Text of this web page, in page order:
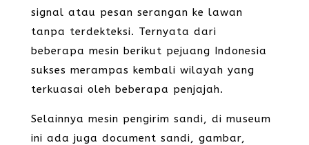
signal atau pesan serangan ke lawan
tanpa terdekteksi. Ternyata dari
beberapa mesin berikut pejuang Indonesia
sukses merampas kembali wilayah yang
terkuasai oleh beberapa penjajah.
Selainnya mesin pengirim sandi, di museum
ini ada juga document sandi, gambar,